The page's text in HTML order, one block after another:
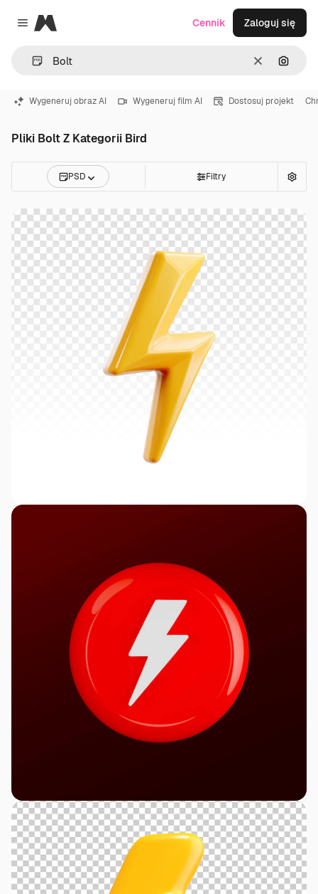
Close menu
Magnific
WyczyśćSzukaj
Cennik Zaloguj się
Wygeneruj obraz AI Wygeneruj film AI Dostosuj projekt
Pliki Bolt Z Kategorii Bird
PSD Filtry